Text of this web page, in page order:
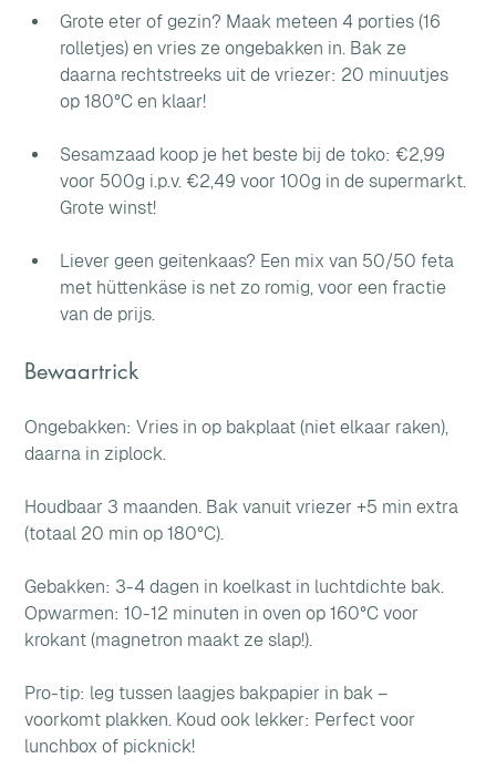
Grote eter of gezin? Maak meteen 4 porties (16
rolletjes) en vries ze ongebakken in. Bak ze
daarna rechtstreeks uit de vriezer: 20 minuutjes
op 180°C en klaar!
Sesamzaad koop je het beste bij de toko: €2,99
voor 500g i.p.v. €2,49 voor 100g in de supermarkt.
Grote winst!
Liever geen geitenkaas? Een mix van 50/50 feta
met hüttenkäse is net zo romig, voor een fractie
van de prijs.
Bewaartrick
Ongebakken: Vries in op bakplaat (niet elkaar raken),
daarna in ziplock.
Houdbaar 3 maanden. Bak vanuit vriezer +5 min extra
(totaal 20 min op 180°C).
Gebakken: 3-4 dagen in koelkast in luchtdichte bak.
Opwarmen: 10-12 minuten in oven op 160°C voor
krokant (magnetron maakt ze slap!).
Pro-tip: leg tussen laagjes bakpapier in bak –
voorkomt plakken. Koud ook lekker: Perfect voor
lunchbox of picknick!